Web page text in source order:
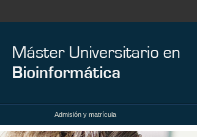
Admisión y matrícula